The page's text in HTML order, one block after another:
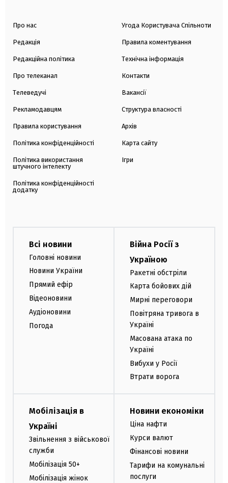
Про нас
Редакція
Редакційна політика
Про телеканал
Телеведучі
Рекламодавцям
Правила користування
Політика конфіденційності
Політика використання
штучного інтелекту
Політика конфіденційності
додатку
Угода Користувача Спільноти
Правила коментування
Технічна інформація
Контакти
Вакансії
Структура власності
Архів
Карта сайту
Ігри
Всі новини
Головні новини
Новини України
Прямий ефір
Відеоновини
Аудіоновини
Погода
Війна Росії з
Україною
Ракетні обстріли
Карта бойових дій
Мирні переговори
Повітряна тривога в
Україні
Масована атака по
Україні
Вибухи у Росії
Втрати ворога
Мобілізація в
Україні
Звільнення з військової
служби
Мобілізація 50+
Мобілізація жінок
Новини економіки
Ціна нафти
Курси валют
Фінансові новини
Тарифи на комунальні
послуги